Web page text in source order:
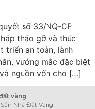
số 33/NQ-CP
tháo gỡ và thúc
triển an toàn, lành
vướng mắc đặc biệt
nguồn vốn cho […]
vàng
Nhà Đất Vàng